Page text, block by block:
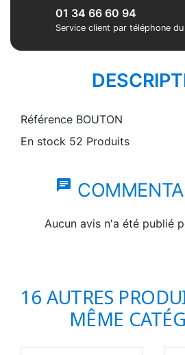
01 34 66 60 94
Service client par téléphone
Référence BOUTON
En stock 52 Produits
chat
Aucun avis n'a été publié
16 AUTRES
MÊME